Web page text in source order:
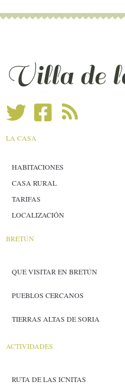
Villa de
LA CASA
HABITACIONES
CASA RURAL
TARIFAS
LOCALIZACIÓN
BRETÚN
QUE VISITAR EN BRETÚN
PUEBLOS CERCANOS
TIERRAS ALTAS DE SORIA
ACTIVIDADES
RUTA DE LAS ICNITAS